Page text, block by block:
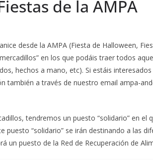
de la AMPA
desde la AMPA (Fiesta de Halloween,
en los que podáis traer todos
hechos a mano, etc). Si estáis
también a través de nuestro email ampa-
tendremos un puesto “solidario” en el
puesto “solidario” se irán destinando a las
un puesto de la Red de Recuperación de